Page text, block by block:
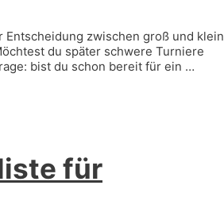
zwischen groß und klein
du später schwere Turniere
bist du schon bereit für ein …
für